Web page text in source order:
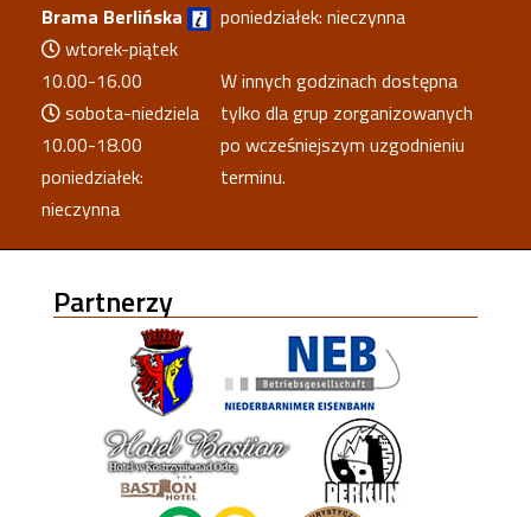
Brama Berlińska
wtorek-piątek
10.00-16.00
sobota-niedziela
10.00-18.00
poniedziałek:
nieczynna
poniedziałek: nieczynna
W innych godzinach dostępna
tylko dla grup zorganizowanych
po wcześniejszym uzgodnieniu
terminu.
Partnerzy